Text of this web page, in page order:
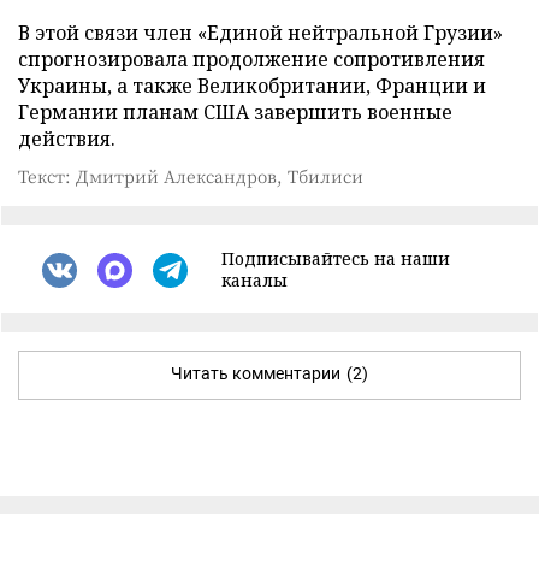
В этой связи член «Единой нейтральной Грузии»
спрогнозировала продолжение сопротивления
Украины, а также Великобритании, Франции и
Германии планам США завершить военные
действия.
Текст: Дмитрий Александров, Тбилиси
Подписывайтесь на наши
каналы
Читать комментарии (2)